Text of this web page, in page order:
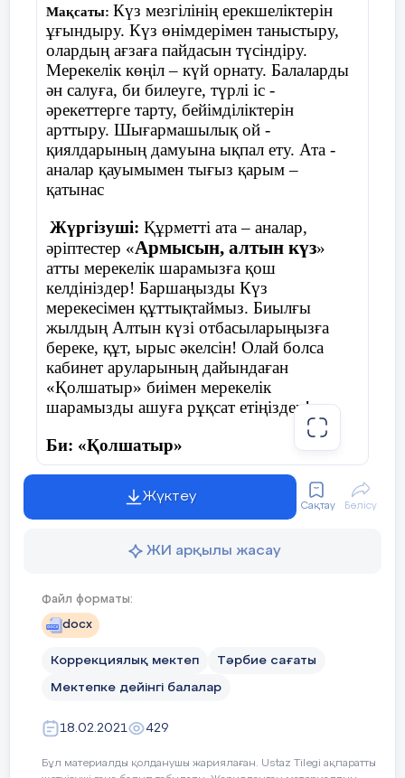
қолшатырдың жанына тұрады. Музыка
ойналады балалар билеп жүреді, музыка
тоқтағанда балалар қолшатырдың жанына
тұра қалу керек, қай балаға қолшатыр
жетпей қалса , сол бала ойыннан шығып
отырады.
Мақсаты: Күз мезгілінің ерекшеліктерін
ұғындыру. Күз өнімдерімен таныстыру,
олардың ағзаға пайдасын түсіндіру.
Мерекелік көңіл – күй орнату. Балаларды
ән салуға, би билеуге, түрлі іс -
әрекеттерге тарту, бейімділіктерін
арттыру. Шығармашылық ой -
қиялдарының дамуына ықпал ету. Ата -
аналар қауымымен тығыз қарым –
қатынас
Жүргізуші: Құрметті ата – аналар,
әріптестер «Армысын, алтын күз»
атты мерекелік шарамызға қош
келдініздер! Баршаңызды Күз
мерекесімен құттықтаймыз. Биылғы
жылдың Алтын күзі отбасыларыңызға
береке, құт, ырыс әкелсін! Олай болса
кабинет аруларының дайындаған
«Қолшатыр» биімен мерекелік
шарамызды ашуға рұқсат етіңіздер!
Би: «Қолшатыр»
Армасыздар, халайық,
Бармысыздар, халайық!
Күзгі тойды жұп жазбай,
Бірге қарсы алайық!
Дидактикалық ойын: «Дәміне қарай
ажырат.»
Жемістердің аттарын атап, қышқыл, тәтті,
Жүктеу
Сақтау Бөлісу
ЖИ арқылы жасау
Файл форматы:
docx
Коррекциялық мектеп Тәрбие сағаты
Мектепке дейінгі балалар
18.02.2021 429
Бұл материалды қолданушы жариялаған. Ustaz Tilegi ақпаратты